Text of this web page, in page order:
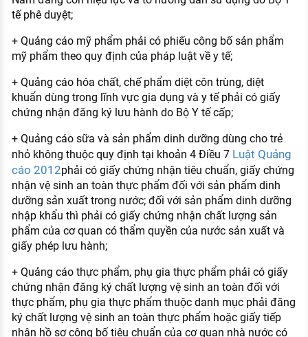
tế phê duyệt;
+ Quảng cáo mỹ phẩm phải có phiếu công bố sản phẩm
mỹ phẩm theo quy định của pháp luật về y tế;
+ Quảng cáo hóa chất, chế phẩm diệt côn trùng, diệt
khuẩn dùng trong lĩnh vực gia dụng và y tế phải có giấy
chứng nhận đăng ký lưu hành do Bộ Y tế cấp;
+ Quảng cáo sữa và sản phẩm dinh dưỡng dùng cho trẻ
nhỏ không thuộc quy định tại khoản 4 Điều 7 Luật Quảng
cáo 2012phải có giấy chứng nhận tiêu chuẩn, giấy chứng
nhận vệ sinh an toàn thực phẩm đối với sản phẩm dinh
dưỡng sản xuất trong nước; đối với sản phẩm dinh dưỡng
nhập khẩu thì phải có giấy chứng nhận chất lượng sản
phẩm của cơ quan có thẩm quyền của nước sản xuất và
giấy phép lưu hành;
+ Quảng cáo thực phẩm, phụ gia thực phẩm phải có giấy
chứng nhận đăng ký chất lượng vệ sinh an toàn đối với
thực phẩm, phụ gia thực phẩm thuộc danh mục phải đăng
ký chất lượng vệ sinh an toàn thực phẩm hoặc giấy tiếp
nhận hồ sơ công bố tiêu chuẩn của cơ quan nhà nước có